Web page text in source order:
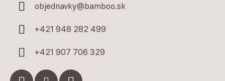
objednavky@bamboo.sk
+421 948 282 499
+421 907 706 329